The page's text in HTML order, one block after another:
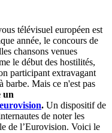
télévisuel européen est
année, le concours de
chansons venues
le début des hostilités,
participant extravagant
barbe. Mais ce n'est pas
un
. Un dispositif de
de noter les
de l’Eurovision. Voici le